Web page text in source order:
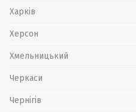
Харків
Херсон
Хмельницький
Черкаси
Чернігів